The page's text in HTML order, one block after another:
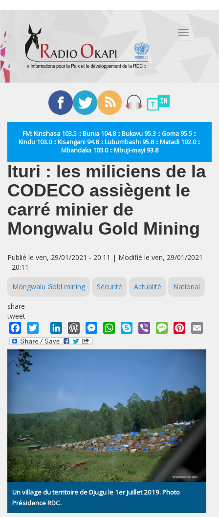
contenu
principal
Toggle
FM: Kinshasa 103.5 :: Bunia 104.8 :: Bukavu 95.3 :: Goma 95.5 ::
Kindu 103.0 :: Kisangani 94.8 :: Lubumbashi 95.8 :: Matadi 102.0 ::
Mbandaka 103.0 :: Mbuji-mayi 93.8
Ituri : les miliciens de la
CODECO assiègent le
carré minier de
Mongwalu Gold Mining
Publié le ven, 29/01/2021 - 20:11 | Modifié le ven, 29/01/2021
- 20:11
Mongwalu Gold mining Sécurité Actualité National
share
tweet
Facebook
Twitter LinkedInWordPressMessengerWhatsApp
Skype Viber MessagePinterest
Un village du territoire de Djugu le 1er juillet 2019. Photo
Présidence RDC.